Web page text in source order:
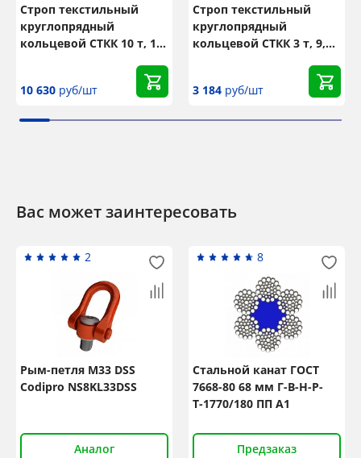
Строп текстильный
круглопрядный
кольцевой СТКК 10 т, 10
10 630 руб/шт
Строп текстильный
круглопрядный
кольцевой СТКК 3 т, 9,5
3 184 руб/шт
Вас может заинтересовать
2
Рым-петля М33 DSS
Codipro NS8KL33DSS
Аналог
8
Стальной канат ГОСТ
7668-80 68 мм Г-В-Н-Р-
Т-1770/180 ПП А1
Предзаказ